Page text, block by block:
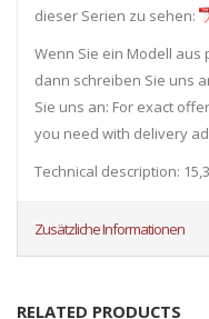
dieser Serien zu sehen:
Wenn Sie ein Modell
dann schreiben Sie uns
Sie uns an: For exact
you need with delivery
Technical description:
Zusätzliche Informationen
RELATED PRODUCTS